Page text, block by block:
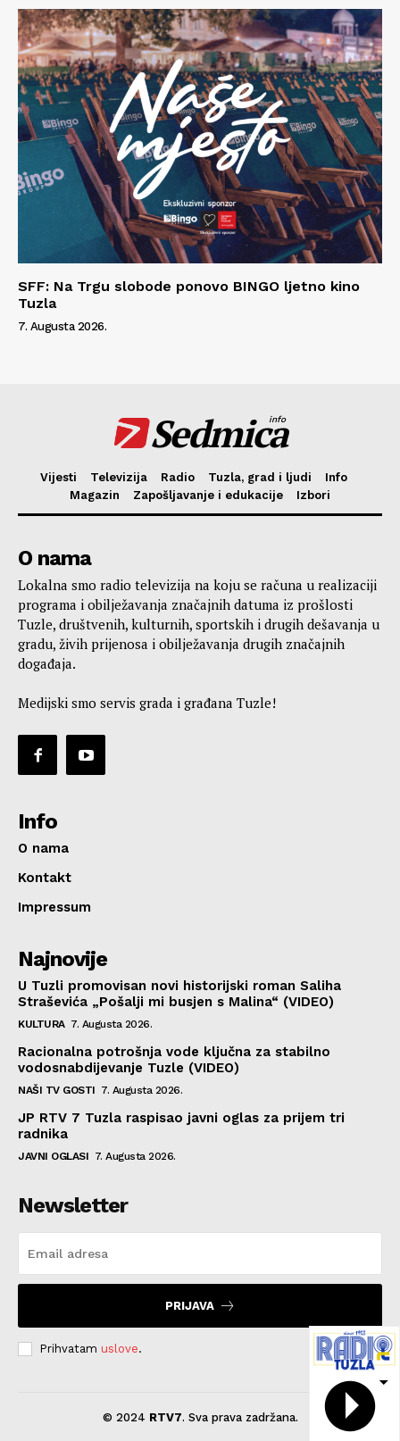
SFF: Na Trgu slobode ponovo BINGO ljetno kino
Tuzla
7. Augusta 2026.
Sedmica
info
Vijesti Televizija Radio Tuzla, grad i ljudi
Info
Magazin
Zapošljavanje i edukacije Izbori
O nama
Lokalna smo radio televizija na koju se računa u realizaciji
programa i obilježavanja značajnih datuma iz prošlosti
Tuzle, društvenih, kulturnih, sportskih i drugih dešavanja u
gradu, živih prijenosa i obilježavanja drugih značajnih
događaja.
Medijski smo servis grada i građana Tuzle!
Info
O nama
Kontakt
Impressum
Najnovije
U Tuzli promovisan novi historijski roman Saliha
Straševića „Pošalji mi busjen s Malina“ (VIDEO)
KULTURA 7. Augusta 2026.
Racionalna potrošnja vode ključna za stabilno
vodosnabdijevanje Tuzle (VIDEO)
NAŠI TV GOSTI 7. Augusta 2026.
JP RTV 7 Tuzla raspisao javni oglas za prijem tri
radnika
JAVNI OGLASI 7. Augusta 2026.
Newsletter
PRIJAVA
Prihvatam uslove.
© 2024 RTV7. Sva prava zadržana.